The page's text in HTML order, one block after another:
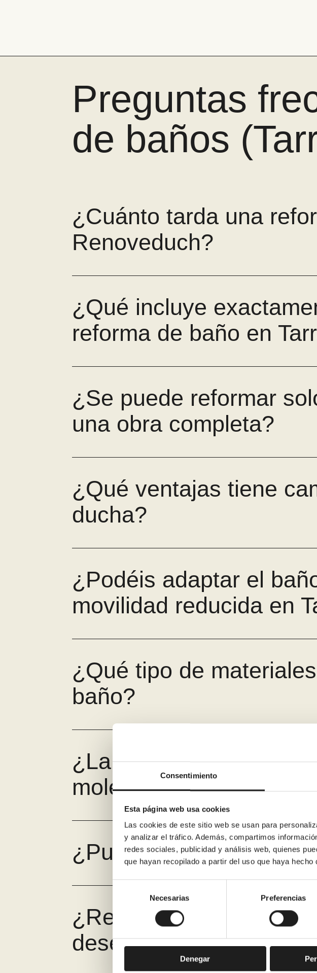
Consentimiento
Esta página web usa cookies
Las cookies de este sitio web se usan para
y analizar el tráfico. Además, compartimos
redes sociales, publicidad y análisis web, quienes
que hayan recopilado a partir del uso que haya hecho
Selección
consentimiento
Necesarias Preferencias
Denegar
Preguntas
de baños
¿Cuánto tarda una
Renoveduch?
¿Qué incluye
reforma de baño en
¿Se puede reformar
una obra completa?
¿Qué ventajas tiene
ducha?
¿Podéis adaptar el
movilidad reducida en
¿Qué tipo de
baño?
¿La reforma genera
molestias en casa?
¿Puedo financiar mi
¿Retiráis la bañera
desescombro?